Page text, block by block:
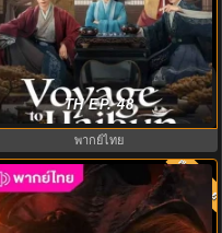
ทะลุเวลาปั้นฮ่องเต้ใหม่ ภาค 2
Voyage to Haihun S2 พากย์ไทย
TH EP. 48
พากย์ไทย
8.0 พากย์ไทย